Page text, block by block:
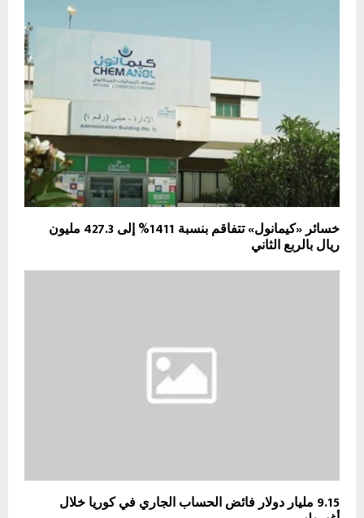
خسائر «كيمانول» تتفاقم بنسبة 1411% إلى 427.3 مليون
ريال بالربع الثاني
9.15 مليار دولار فائض الحساب الجاري في كوريا خلال